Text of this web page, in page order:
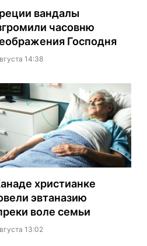
вандалы
часовню
Господня
14:38
христианке
эвтаназию
воле семьи
13:02